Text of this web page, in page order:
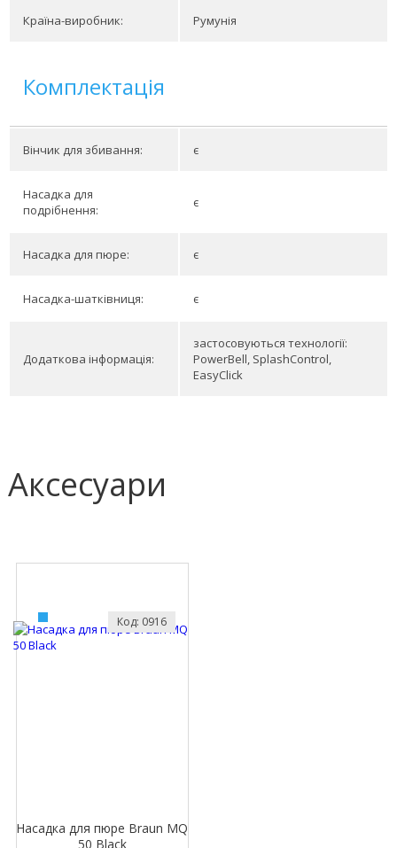
Країна-виробник: Румунія
Комплектація
Вінчик для збивання: є
Насадка для
подрібнення:
є
Насадка для пюре: є
Насадка-шатківниця: є
Додаткова інформація:
застосовуються технології:
PowerBell, SplashControl,
EasyClick
Аксесуари
Насадка для пюре Braun MQ
50 Black
Код: 0916